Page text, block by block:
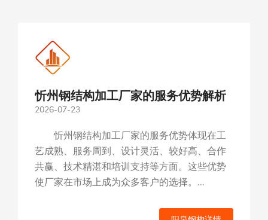
忻州钢结构加工厂家的服务优势解析
2026-07-23
忻州钢结构加工厂家的服务优势体现在工
艺成熟、服务周到、设计灵活、较好高、合作
共赢、技术精湛和培训支持等方面。这些优势
使厂家在市场上成为众多客户的选择。...